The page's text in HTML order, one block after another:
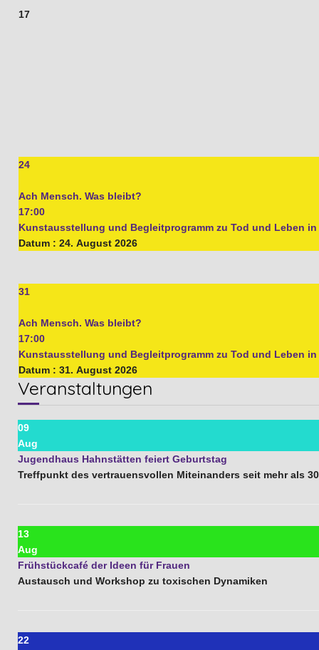
17
24
Ach Mensch. Was bleibt?
17:00
Kunstausstellung und Begleitprogramm zu Tod und Leben in
Datum : 24. August 2026
31
Ach Mensch. Was bleibt?
17:00
Kunstausstellung und Begleitprogramm zu Tod und Leben in
Datum : 31. August 2026
Veranstaltungen
09
Aug
Jugendhaus Hahnstätten feiert Geburtstag
Treffpunkt des vertrauensvollen Miteinanders seit mehr als
13
Aug
Frühstückcafé der Ideen für Frauen
Austausch und Workshop zu toxischen Dynamiken
22